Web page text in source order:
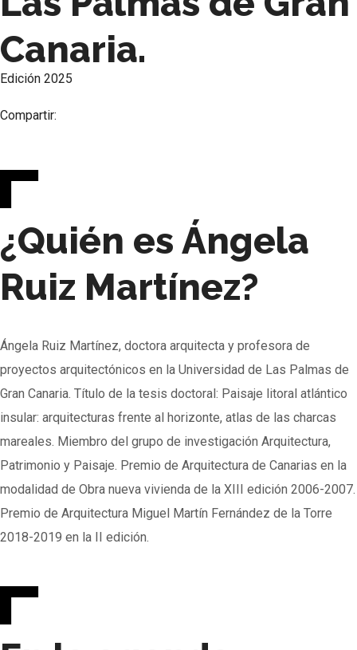
Canaria.
Edición 2025
Compartir:
¿Quién es Ángela
Ruiz Martínez?
Ángela Ruiz Martínez, doctora arquitecta y profesora de
proyectos arquitectónicos en la Universidad de Las Palmas de
Gran Canaria. Título de la tesis doctoral: Paisaje litoral atlántico
insular: arquitecturas frente al horizonte, atlas de las charcas
mareales. Miembro del grupo de investigación Arquitectura,
Patrimonio y Paisaje. Premio de Arquitectura de Canarias en la
modalidad de Obra nueva vivienda de la XIII edición 2006-2007.
Premio de Arquitectura Miguel Martín Fernández de la Torre
2018-2019 en la II edición.